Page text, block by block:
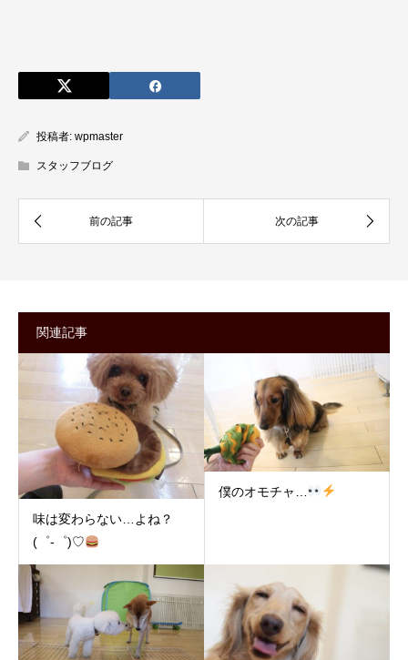
投稿者: wpmaster
スタッフブログ
関連記事
味は変わらない…よね？
(゜-゜)♡
僕のオモチャ…